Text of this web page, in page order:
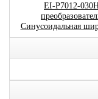
EI-P7012-
Синусоидальная